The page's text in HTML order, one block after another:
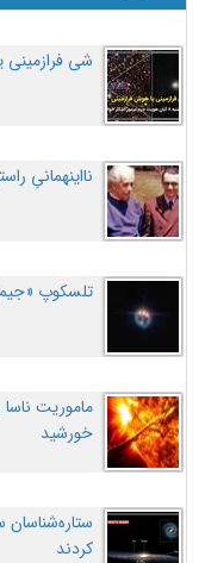
شی فرازمینی
نااینهمانیِ
تلسکوپ
ماموریت
خورشید
کردند